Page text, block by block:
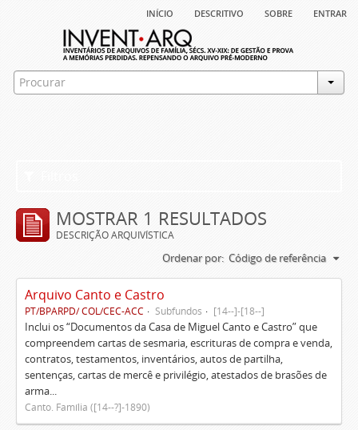
início descritivo sobre entrar
MOSTRAR 1 RESULTADOS
DESCRIÇÃO ARQUIVÍSTICA
Ordenar por: Código de referência
Arquivo Canto e Castro
PT/BPARPD/ COL/CEC-ACC Subfundos [14--]-[18--]
Inclui os “Documentos da Casa de Miguel Canto e Castro” que
compreendem cartas de sesmaria, escrituras de compra e venda,
contratos, testamentos, inventários, autos de partilha,
sentenças, cartas de mercê e privilégio, atestados de brasões de
arma...
Canto. Família ([14--?]-1890)